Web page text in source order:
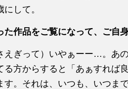
して。
た作品をご覧になって、ご自
えぎって）いやぁーー…。あ
る方からすると「あぁすれば
す。それは、いつも、いつま